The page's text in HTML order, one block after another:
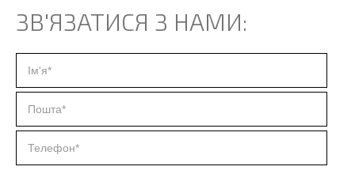
ЗВ'ЯЗАТИСЯ З НАМИ: